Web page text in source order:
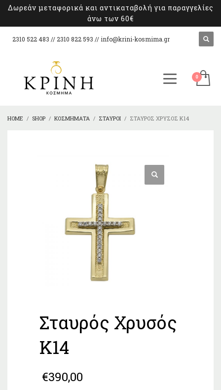
Δωρεάν μεταφορικά και αντικαταβολή για παραγγελίες
άνω των 60€
2310 522 483 // 2310 822 593 // info@krini-kosmima.gr
HOME SHOP ΚΟΣΜΉΜΑΤΑ ΣΤΑΥΡΟΊ ΣΤΑΥΡΌΣ ΧΡΥΣΌΣ Κ14
Σταυρός Χρυσός
Κ14
€390,00